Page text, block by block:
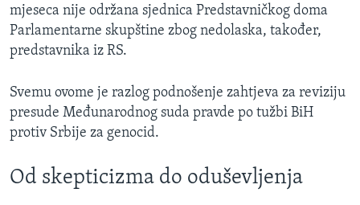
mjeseca nije održana sjednica Predstavničkog doma
Parlamentarne skupštine zbog nedolaska, također,
predstavnika iz RS.
Svemu ovome je razlog podnošenje zahtjeva za reviziju
presude Međunarodnog suda pravde po tužbi BiH
protiv Srbije za genocid.
Od skepticizma do oduševljenja